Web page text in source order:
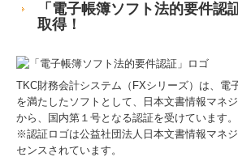
「電子帳簿ソフト法的要件認
取得！
TKC財務会計システム（FXシリーズ） は、電
を満たしたソフトとして、日本文書情報マネ
から、国内第１号となる認証を受けています。
※認証ロゴは公益社団法人日本文書情報マネ
センスされています。